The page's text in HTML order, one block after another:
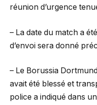
réunion d’urgence
– La date du match a
d’envoi sera donné
– Le Borussia
avait été blessé et
police a indiqué dans